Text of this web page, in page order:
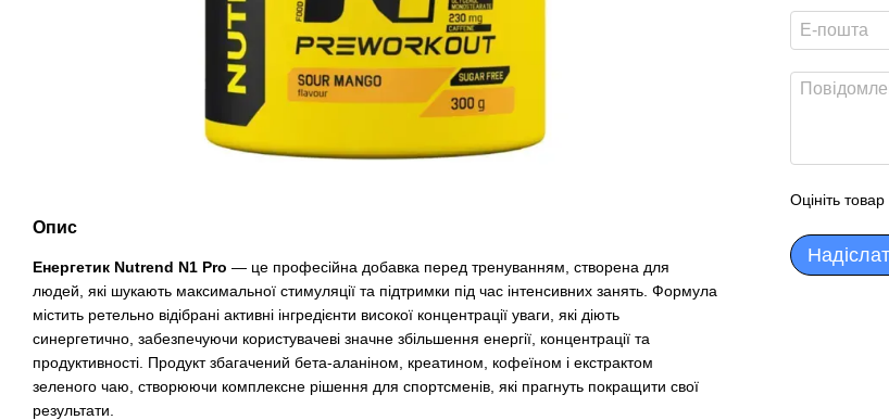
Опис
Енергетик Nutrend N1 Pro — це професійна добавка перед тренуванням, створена для
людей, які шукають максимальної стимуляції та підтримки під час інтенсивних занять. Формула
містить ретельно відібрані активні інгредієнти високої концентрації уваги, які діють
синергетично, забезпечуючи користувачеві значне збільшення енергії, концентрації та
продуктивності. Продукт збагачений бета-аланіном, креатином, кофеїном і екстрактом
зеленого чаю, створюючи комплексне рішення для спортсменів, які прагнуть покращити свої
результати.
Оцініть товар